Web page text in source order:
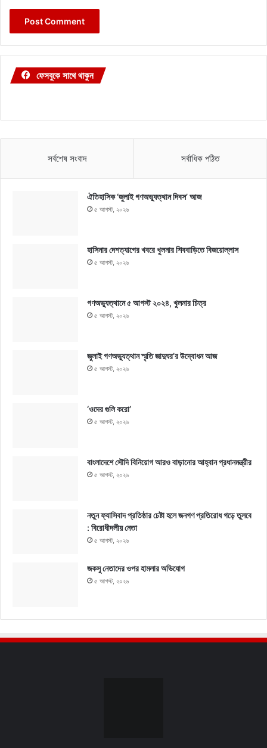
ফেসবুকে সাথে থাকুন
সর্বশেষ সংবাদ সর্বাধিক পঠিত
ঐতিহাসিক ‘জুলাই গণঅভ্যুত্থান দিবস’ আজ
৫ আগস্ট, ২০২৬
হাসিনার দেশত্যাগের খবরে খুলনার শিববাড়িতে বিজয়োল্লাস
৫ আগস্ট, ২০২৬
গণঅভ্যুত্থানে ৫ আগস্ট ২০২৪, খুলনার চিত্র
৫ আগস্ট, ২০২৬
জুলাই গণঅভ্যুত্থান স্মৃতি জাদুঘর’র উদ্বোধন আজ
৫ আগস্ট, ২০২৬
‘ওদের গুলি করো’
৫ আগস্ট, ২০২৬
বাংলাদেশে সৌদি বিনিয়োগ আরও বাড়ানোর আহ্বান প্রধানমন্ত্রীর
৫ আগস্ট, ২০২৬
নতুন ফ্যাসিবাদ প্রতিষ্ঠার চেষ্টা হলে জনগণ প্রতিরোধ গড়ে তুলবে
: বিরোধীদলীয় নেতা
৫ আগস্ট, ২০২৬
জকসু নেতাদের ওপর হামলার অভিযোগ
৫ আগস্ট, ২০২৬